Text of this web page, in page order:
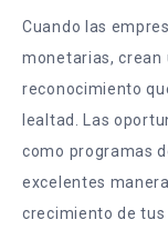
Cuando las
monetarias,
reconocimiento
lealtad. Las
como programas
excelentes
crecimiento de tus